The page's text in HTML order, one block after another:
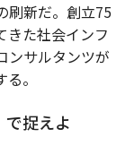
刷新だ。創立75
きた社会インフ
ンサルタンツが
。
捉えよ